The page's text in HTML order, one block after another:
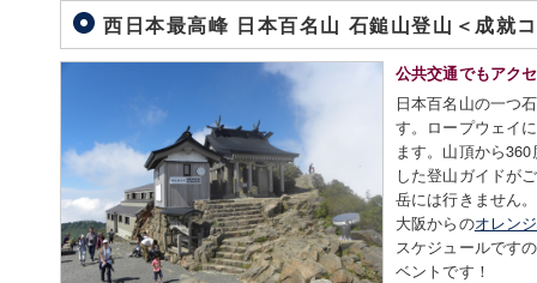
西日本最高峰 日本百名山 石鎚山登山＜成就
公共交通でもアク
日本百名山の一つ
す。ロープウェイ
ます。山頂から
した登山ガイドが
岳には行きません
大阪からのオレン
スケジュールです
ベントです！